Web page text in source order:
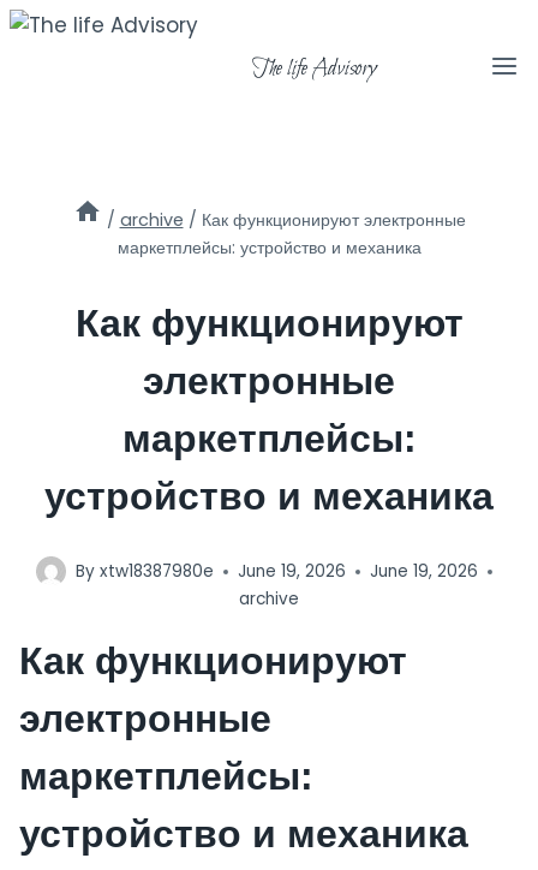
Skip
The life Advisory
/ archive / Как функционируют электронные
маркетплейсы: устройство и механика
Как функционируют
электронные
маркетплейсы:
устройство и механика
By xtw18387980e June 19, 2026
June 19, 2026
archive
Как функционируют
электронные
маркетплейсы:
устройство и механика